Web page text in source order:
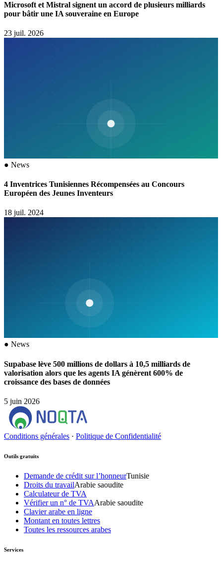
Microsoft et Mistral signent un accord de plusieurs milliards
pour bâtir une IA souveraine en Europe
23 juil. 2026
● News
4 Inventrices Tunisiennes Récompensées au Concours
Européen des Jeunes Inventeurs
18 juil. 2024
● News
Supabase lève 500 millions de dollars à 10,5 milliards de
valorisation alors que les agents IA génèrent 600% de
croissance des bases de données
5 juin 2026
Conditions générales · Politique de Confidentialité
Outils gratuits
Demande de crédit sur l’honneurTunisie
Droits du travailArabie saoudite
Calculateur de TVA
Vérifier un n° de TVAArabie saoudite
Clavier arabe en ligne
Montant en toutes lettres
Toutes les ressources arabes
Services